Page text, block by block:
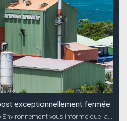
exceptionnellement fermée
vous informe que la...